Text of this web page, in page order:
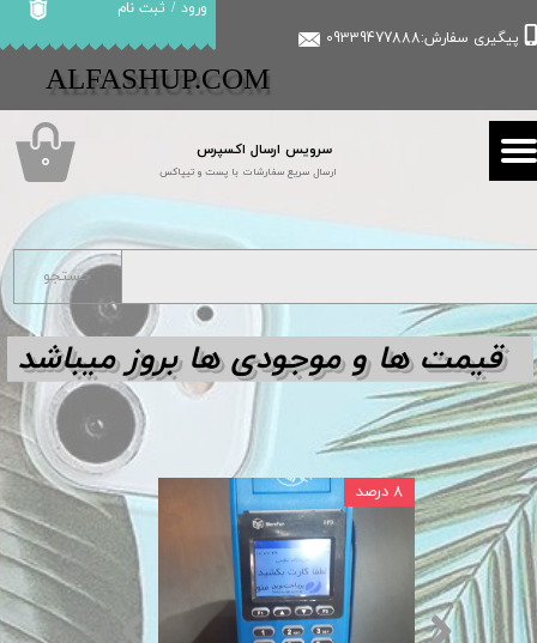
سرویس ارسال اکسپرس
ارسال سریع سفارشات با پست و تیپاکس
پیگیری سفارش:09339477888
ورود / ثبت نام
حساب کاربری من
تغییر گذر واژه
سفارشات
​​ALFASHUP.COM
۰
۸ درصد
جستجو
قیمت ها و موجودی ها بروز میباشد